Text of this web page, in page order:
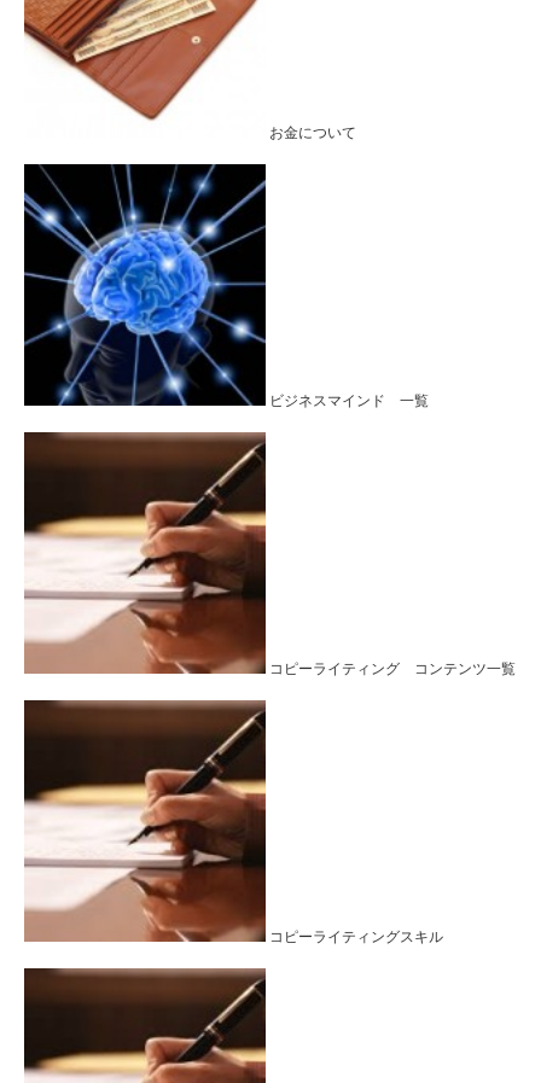
お金について
ビジネスマインド 一覧
コピーライティング コンテンツ一覧
コピーライティングスキル